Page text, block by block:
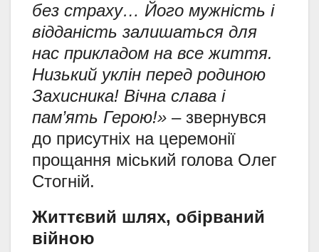
без страху… Його мужність і
відданість залишаться для
нас прикладом на все життя.
Низький уклін перед родиною
Захисника! Вічна слава і
пам’ять Герою!» – звернувся
до присутніх на церемонії
прощання міський голова Олег
Стогній.
Життєвий шлях, обірваний
війною